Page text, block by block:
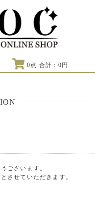
0 点 合計 : 0円
ございます。
させていただきます。